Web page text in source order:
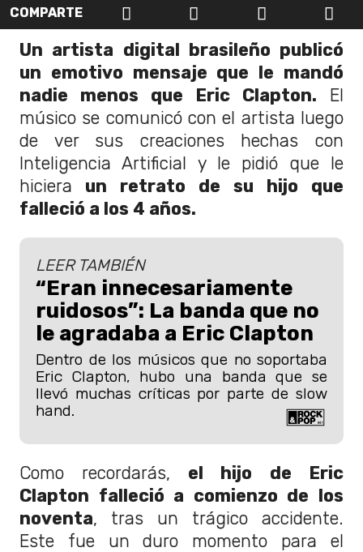
COMPARTE
Un artista digital brasileño publicó
un emotivo mensaje que le mandó
nadie menos que Eric Clapton. El
músico se comunicó con el artista luego
de ver sus creaciones hechas con
Inteligencia Artificial y le pidió que le
hiciera un retrato de su hijo que
falleció a los 4 años.
LEER TAMBIÉN
“Eran innecesariamente
ruidosos”: La banda que no
le agradaba a Eric Clapton
Dentro de los músicos que no soportaba
Eric Clapton, hubo una banda que se
llevó muchas críticas por parte de slow
hand.
Como recordarás, el hijo de Eric
Clapton falleció a comienzo de los
noventa, tras un trágico accidente.
Este fue un duro momento para el